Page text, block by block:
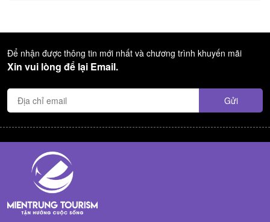
Để nhận được thông tin mới nhất và chương trình khuyến mãi
Xin vui lòng để lại Email.